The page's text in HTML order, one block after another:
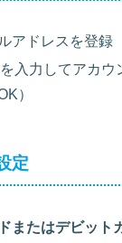
アドレスを登録
入力してアカウ
）
定
またはデビット